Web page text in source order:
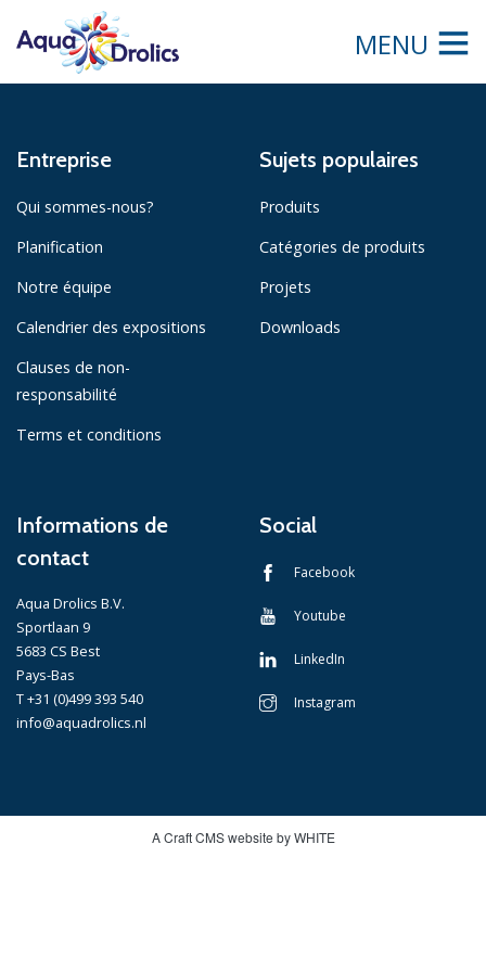
MENU
Entreprise
Qui sommes-nous?
Planification
Notre équipe
Calendrier des expositions
Clauses de non-
responsabilité
Terms et conditions
Sujets populaires
Produits
Catégories de produits
Projets
Downloads
Informations de
contact
Aqua Drolics B.V.
Sportlaan 9
5683 CS Best
Pays-Bas
T +31 (0)499 393 540
info@aquadrolics.nl
Social
Facebook
Youtube
LinkedIn
Instagram
A Craft CMS website by WHITE